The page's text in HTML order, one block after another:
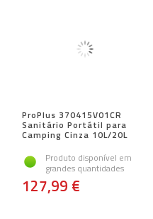
ProPlus 370415V01CR
Sanitário Portátil para
Camping Cinza 10L/20L
Produto disponível em
grandes quantidades
127,99 €